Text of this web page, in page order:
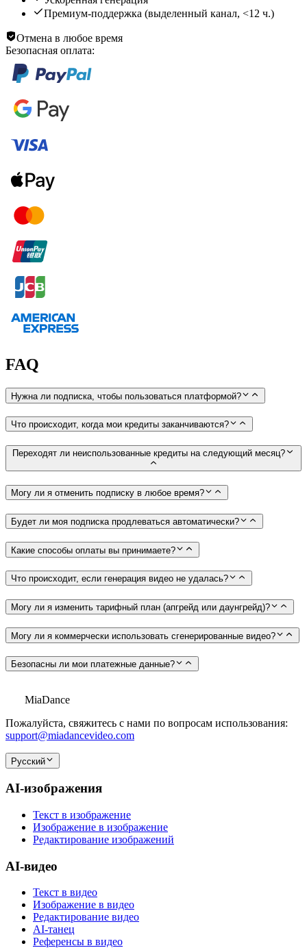
Премиум-поддержка (выделенный канал, <12 ч.)
Отмена в любое время
Безопасная оплата:
FAQ
Нужна ли подписка, чтобы пользоваться платформой?
Что происходит, когда мои кредиты заканчиваются?
Переходят ли неиспользованные кредиты на следующий месяц?
Могу ли я отменить подписку в любое время?
Будет ли моя подписка продлеваться автоматически?
Какие способы оплаты вы принимаете?
Что происходит, если генерация видео не удалась?
Могу ли я изменить тарифный план (апгрейд или даунгрейд)?
Могу ли я коммерчески использовать сгенерированные видео?
Безопасны ли мои платежные данные?
MiaDance
Пожалуйста, свяжитесь с нами по вопросам использования:
support@miadancevideo.com
Русский
AI-изображения
Текст в изображение
Изображение в изображение
Редактирование изображений
AI-видео
Текст в видео
Изображение в видео
Редактирование видео
AI-танец
Референсы в видео